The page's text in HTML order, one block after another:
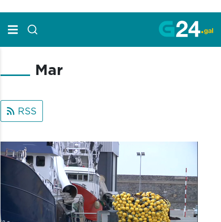
Mar
RSS